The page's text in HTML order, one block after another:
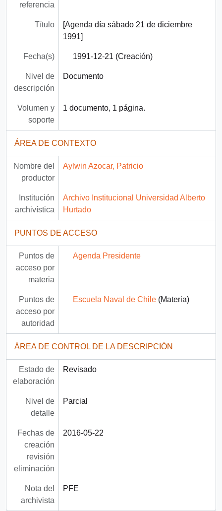
referencia
Título
[Agenda día sábado 21 de diciembre
1991]
Fecha(s) 1991-12-21 (Creación)
Nivel de
descripción
Documento
Volumen y
soporte
1 documento, 1 página.
ÁREA DE CONTEXTO
Nombre del
productor
Aylwin Azocar, Patricio
Institución
archivística
Archivo Institucional Universidad Alberto
Hurtado
PUNTOS DE ACCESO
Puntos de
acceso por
materia
Agenda Presidente
Puntos de
acceso por
autoridad
Escuela Naval de Chile(Materia)
ÁREA DE CONTROL DE LA DESCRIPCIÓN
Estado de
elaboración
Revisado
Nivel de
detalle
Parcial
Fechas de
creación
revisión
eliminación
2016-05-22
Nota del
archivista
PFE